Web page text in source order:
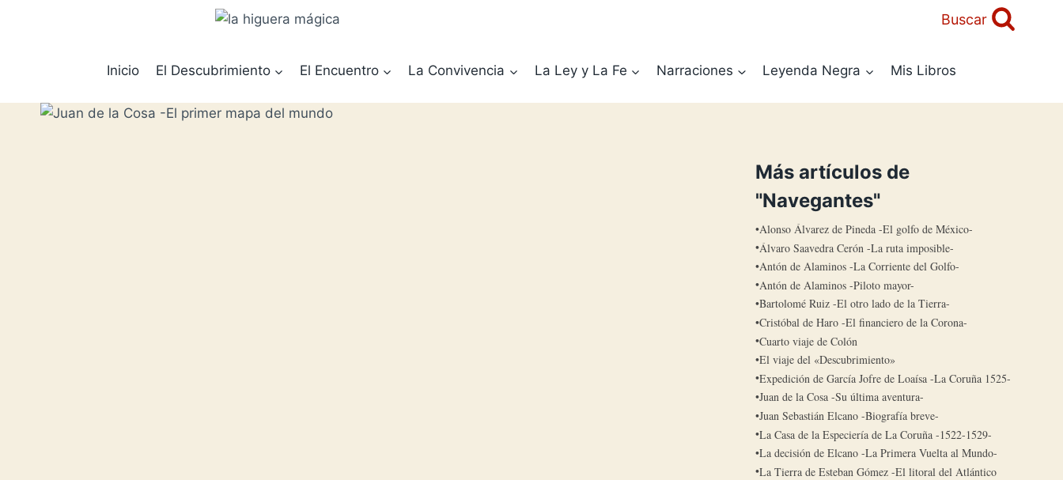
Buscar
Inicio El Descubrimiento El Encuentro La Convivencia La Ley y La Fe Narraciones Leyenda Negra Mis Libros
Más artículos de
"Navegantes"
Alonso Álvarez de Pineda -El golfo de México-
Álvaro Saavedra Cerón -La ruta imposible-
Antón de Alaminos -La Corriente del Golfo-
Antón de Alaminos -Piloto mayor-
Bartolomé Ruiz -El otro lado de la Tierra-
Cristóbal de Haro -El financiero de la Corona-
Cuarto viaje de Colón
El viaje del «Descubrimiento»
Expedición de García Jofre de Loaísa -La Coruña 1525-
Juan de la Cosa -Su última aventura-
Juan Sebastián Elcano -Biografía breve-
La Casa de la Especiería de La Coruña -1522-1529-
La decisión de Elcano -La Primera Vuelta al Mundo-
La Tierra de Esteban Gómez -El litoral del Atlántico